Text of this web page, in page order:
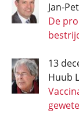
Jan-
De
13
Huub